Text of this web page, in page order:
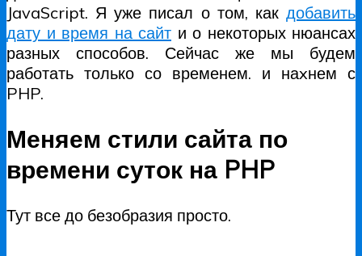
JavaScript. Я уже писал о том, как добавить
дату и время на сайт и о некоторых нюансах
разных способов. Сейчас же мы будем
работать только со временем. и наxнем с
PHP.
Меняем стили сайта по
времени суток на PHP
Тут все до безобразия просто.